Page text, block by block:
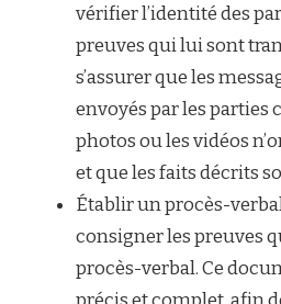
vérifier l’identité des
preuves qui lui sont
s’assurer que les
envoyés par les parties
photos ou les vidéos
et que les faits décrits
Établir un procès-
consigner les preuves
procès-verbal. Ce